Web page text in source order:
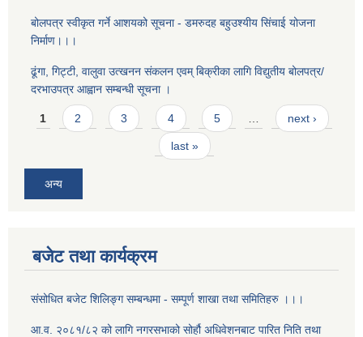
बोलपत्र स्वीकृत गर्ने आशयको सूचना - डमरुदह बहुउश्यीय सिंचाई योजना
निर्माण।।।
ढूंगा, गिट्टी, वालुवा उत्खनन संकलन एवम् बिक्रीका लागि विद्युतीय बोलपत्र/
दरभाउपत्र आह्वान सम्बन्धी सूचना ।
Pages
1 2 3 4 5 … next ›
last »
अन्य
बजेट तथा कार्यक्रम
संसोधित बजेट शिलिङ्ग सम्बन्धमा - सम्पूर्ण शाखा तथा समितिहरु ।।।
आ.व. २०८१/८२ को लागि नगरसभाको सोर्हौ अधिवेशनबाट पारित निति तथा